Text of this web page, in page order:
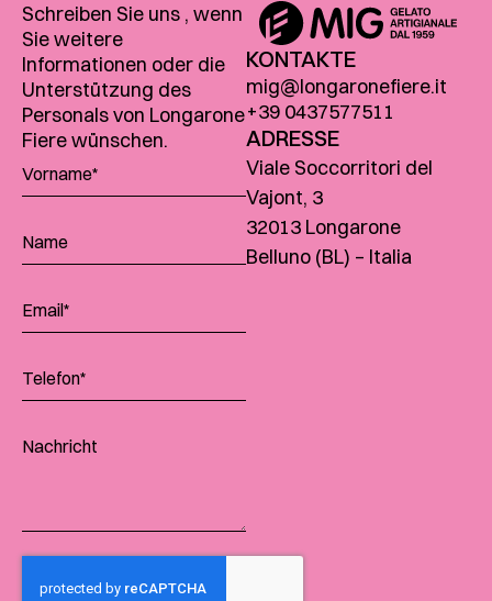
Schreiben Sie uns , wenn
Sie weitere
Informationen oder die
Unterstützung des
Personals von Longarone
Fiere wünschen.
KONTAKTE
mig@longaronefiere.it
+39 0437577511
ADRESSE
Viale Soccorritori del
Vajont, 3
32013 Longarone
Belluno (BL) – Italia